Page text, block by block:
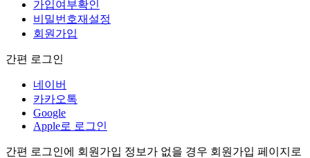
가입여부확인
비밀번호재설정
회원가입
간편 로그인
네이버
카카오톡
Google
Apple로 로그인
간편 로그인에 회원가입 정보가 없을 경우 회원가입 페이지로